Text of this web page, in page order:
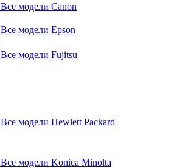
Все модели Canon
Все модели Epson
Все модели Fujitsu
Все модели Hewlett Packard
Все модели Konica Minolta